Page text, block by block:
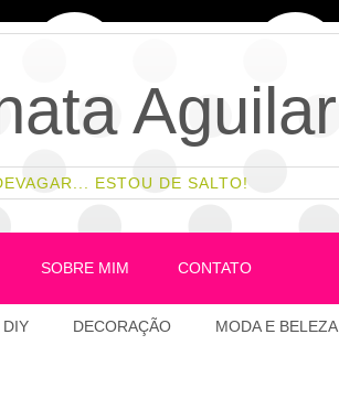
Aguilar
ESTOU DE SALTO!
SOBRE MIM CONTATO
DIY DECORAÇÃO MODA E BELEZA